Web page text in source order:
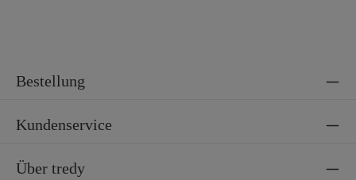
Bestellung
Kundenservice
Über tredy